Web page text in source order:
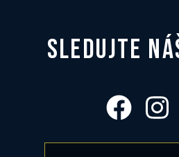
SLEDUJTE